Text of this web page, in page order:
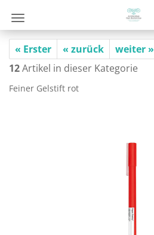
« Erster « zurück weiter »
12Artikel in dieser Kategorie
Fei­ner Gel­stift rot